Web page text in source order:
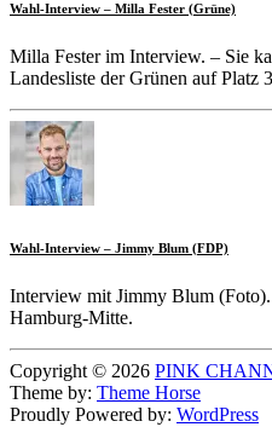
Wahl-Interview – Milla Fester (Grüne)
Milla Fester im Interview. – Sie
Landesliste der Grünen auf Platz
Wahl-Interview – Jimmy Blum (FDP)
Interview mit Jimmy Blum
Hamburg-Mitte.
Copyright © 2026 PINK
Theme by: Theme Horse
Proudly Powered by: WordPress